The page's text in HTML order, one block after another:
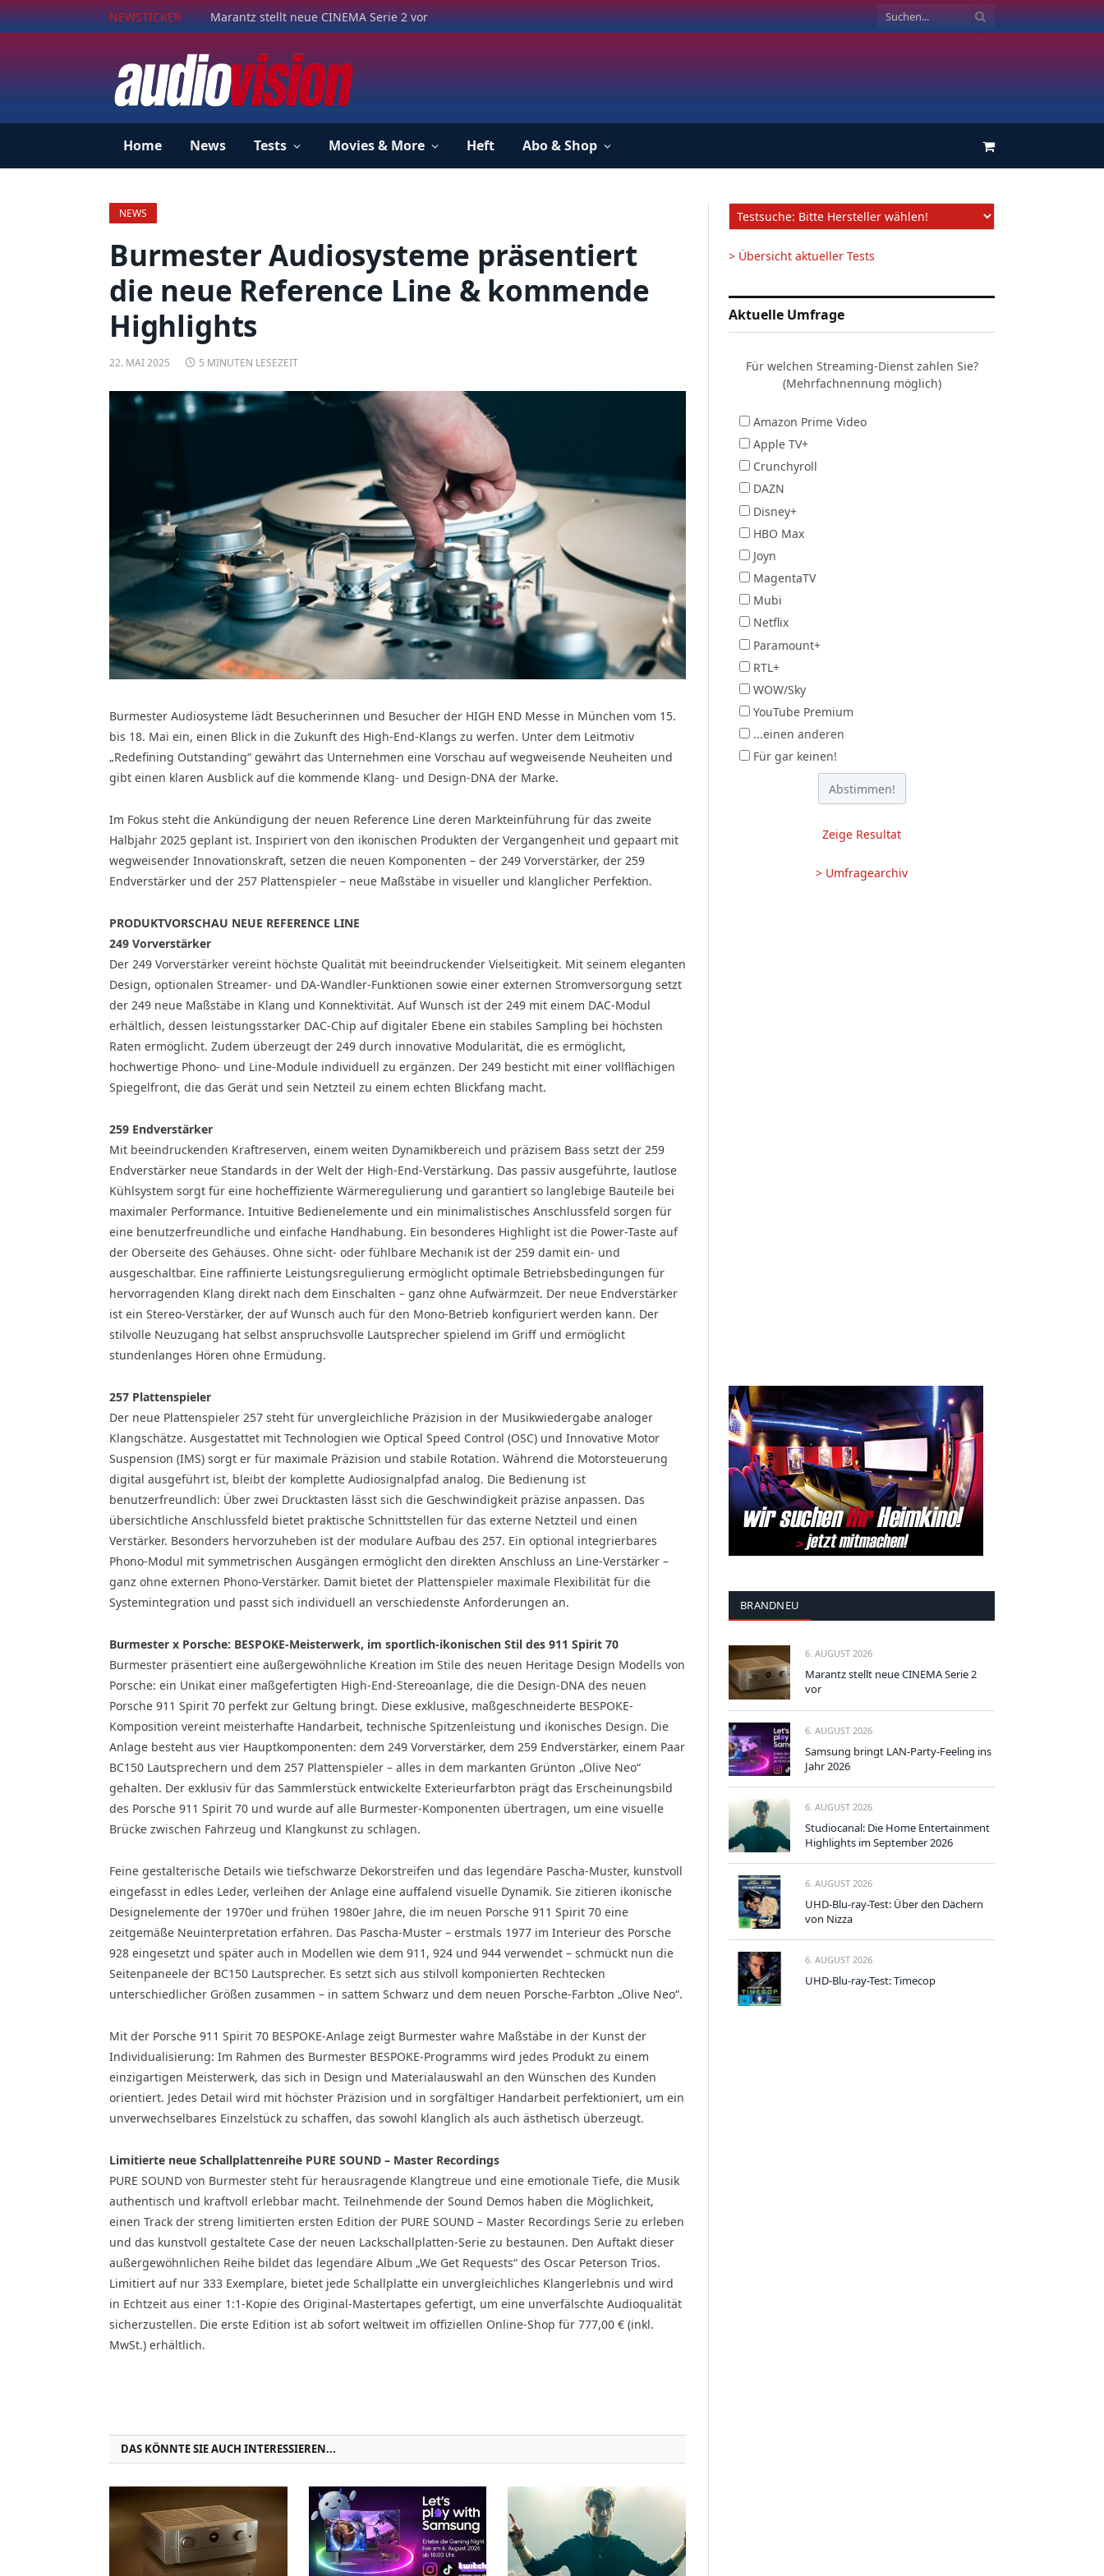
NEWSTICKER Marantz stellt neue CINEMA Serie 2 vor
Home News Tests Movies & More Heft Abo & Shop Einkaufswagen
NEWS
Burmester Audiosysteme präsentiert
die neue Reference Line & kommende
Highlights
22. MAI 2025 5 MINUTEN LESEZEIT
Burmester Audiosysteme lädt Besucherinnen und Besucher der HIGH END Messe in München vom 15.
bis 18. Mai ein, einen Blick in die Zukunft des High-End-Klangs zu werfen. Unter dem Leitmotiv
„Redefining Outstanding“ gewährt das Unternehmen eine Vorschau auf wegweisende Neuheiten und
gibt einen klaren Ausblick auf die kommende Klang- und Design-DNA der Marke.
Im Fokus steht die Ankündigung der neuen Reference Line deren Markteinführung für das zweite
Halbjahr 2025 geplant ist. Inspiriert von den ikonischen Produkten der Vergangenheit und gepaart mit
wegweisender Innovationskraft, setzen die neuen Komponenten – der 249 Vorverstärker, der 259
Endverstärker und der 257 Plattenspieler – neue Maßstäbe in visueller und klanglicher Perfektion.
PRODUKTVORSCHAU NEUE REFERENCE LINE
249 Vorverstärker
Der 249 Vorverstärker vereint höchste Qualität mit beeindruckender Vielseitigkeit. Mit seinem eleganten
Design, optionalen Streamer- und DA-Wandler-Funktionen sowie einer externen Stromversorgung setzt
der 249 neue Maßstäbe in Klang und Konnektivität. Auf Wunsch ist der 249 mit einem DAC-Modul
erhältlich, dessen leistungsstarker DAC-Chip auf digitaler Ebene ein stabiles Sampling bei höchsten
Raten ermöglicht. Zudem überzeugt der 249 durch innovative Modularität, die es ermöglicht,
hochwertige Phono- und Line-Module individuell zu ergänzen. Der 249 besticht mit einer vollflächigen
Spiegelfront, die das Gerät und sein Netzteil zu einem echten Blickfang macht.
259 Endverstärker
Mit beeindruckenden Kraftreserven, einem weiten Dynamikbereich und präzisem Bass setzt der 259
Endverstärker neue Standards in der Welt der High-End-Verstärkung. Das passiv ausgeführte, lautlose
Kühlsystem sorgt für eine hocheffiziente Wärmeregulierung und garantiert so langlebige Bauteile bei
maximaler Performance. Intuitive Bedienelemente und ein minimalistisches Anschlussfeld sorgen für
eine benutzerfreundliche und einfache Handhabung. Ein besonderes Highlight ist die Power-Taste auf
der Oberseite des Gehäuses. Ohne sicht- oder fühlbare Mechanik ist der 259 damit ein- und
ausgeschaltbar. Eine raffinierte Leistungsregulierung ermöglicht optimale Betriebsbedingungen für
hervorragenden Klang direkt nach dem Einschalten – ganz ohne Aufwärmzeit. Der neue Endverstärker
ist ein Stereo-Verstärker, der auf Wunsch auch für den Mono-Betrieb konfiguriert werden kann. Der
stilvolle Neuzugang hat selbst anspruchsvolle Lautsprecher spielend im Griff und ermöglicht
stundenlanges Hören ohne Ermüdung.
257 Plattenspieler
Der neue Plattenspieler 257 steht für unvergleichliche Präzision in der Musikwiedergabe analoger
Klangschätze. Ausgestattet mit Technologien wie Optical Speed Control (OSC) und Innovative Motor
Suspension (IMS) sorgt er für maximale Präzision und stabile Rotation. Während die Motorsteuerung
digital ausgeführt ist, bleibt der komplette Audiosignalpfad analog. Die Bedienung ist
benutzerfreundlich: Über zwei Drucktasten lässt sich die Geschwindigkeit präzise anpassen. Das
übersichtliche Anschlussfeld bietet praktische Schnittstellen für das externe Netzteil und einen
Verstärker. Besonders hervorzuheben ist der modulare Aufbau des 257. Ein optional integrierbares
Phono-Modul mit symmetrischen Ausgängen ermöglicht den direkten Anschluss an Line-Verstärker –
ganz ohne externen Phono-Verstärker. Damit bietet der Plattenspieler maximale Flexibilität für die
Systemintegration und passt sich individuell an verschiedenste Anforderungen an.
Burmester x Porsche: BESPOKE-Meisterwerk, im sportlich-ikonischen Stil des 911 Spirit 70
Burmester präsentiert eine außergewöhnliche Kreation im Stile des neuen Heritage Design Modells von
Porsche: ein Unikat einer maßgefertigten High-End-Stereoanlage, die die Design-DNA des neuen
Porsche 911 Spirit 70 perfekt zur Geltung bringt. Diese exklusive, maßgeschneiderte BESPOKE-
Komposition vereint meisterhafte Handarbeit, technische Spitzenleistung und ikonisches Design. Die
Anlage besteht aus vier Hauptkomponenten: dem 249 Vorverstärker, dem 259 Endverstärker, einem Paar
BC150 Lautsprechern und dem 257 Plattenspieler – alles in dem markanten Grünton „Olive Neo“
gehalten. Der exklusiv für das Sammlerstück entwickelte Exterieurfarbton prägt das Erscheinungsbild
des Porsche 911 Spirit 70 und wurde auf alle Burmester-Komponenten übertragen, um eine visuelle
Brücke zwischen Fahrzeug und Klangkunst zu schlagen.
Feine gestalterische Details wie tiefschwarze Dekorstreifen und das legendäre Pascha-Muster, kunstvoll
eingefasst in edles Leder, verleihen der Anlage eine auffalend visuelle Dynamik. Sie zitieren ikonische
Designelemente der 1970er und frühen 1980er Jahre, die im neuen Porsche 911 Spirit 70 eine
zeitgemäße Neuinterpretation erfahren. Das Pascha-Muster – erstmals 1977 im Interieur des Porsche
928 eingesetzt und später auch in Modellen wie dem 911, 924 und 944 verwendet – schmückt nun die
Seitenpaneele der BC150 Lautsprecher. Es setzt sich aus stilvoll komponierten Rechtecken
unterschiedlicher Größen zusammen – in sattem Schwarz und dem neuen Porsche-Farbton „Olive Neo“.
Mit der Porsche 911 Spirit 70 BESPOKE-Anlage zeigt Burmester wahre Maßstäbe in der Kunst der
Individualisierung: Im Rahmen des Burmester BESPOKE-Programms wird jedes Produkt zu einem
einzigartigen Meisterwerk, das sich in Design und Materialauswahl an den Wünschen des Kunden
orientiert. Jedes Detail wird mit höchster Präzision und in sorgfältiger Handarbeit perfektioniert, um ein
unverwechselbares Einzelstück zu schaffen, das sowohl klanglich als auch ästhetisch überzeugt.
Limitierte neue Schallplattenreihe PURE SOUND – Master Recordings
PURE SOUND von Burmester steht für herausragende Klangtreue und eine emotionale Tiefe, die Musik
authentisch und kraftvoll erlebbar macht. Teilnehmende der Sound Demos haben die Möglichkeit,
einen Track der streng limitierten ersten Edition der PURE SOUND – Master Recordings Serie zu erleben
und das kunstvoll gestaltete Case der neuen Lackschallplatten-Serie zu bestaunen. Den Auftakt dieser
außergewöhnlichen Reihe bildet das legendäre Album „We Get Requests“ des Oscar Peterson Trios.
Limitiert auf nur 333 Exemplare, bietet jede Schallplatte ein unvergleichliches Klangerlebnis und wird
in Echtzeit aus einer 1:1-Kopie des Original-Mastertapes gefertigt, um eine unverfälschte Audioqualität
sicherzustellen. Die erste Edition ist ab sofort weltweit im offiziellen Online-Shop für 777,00 € (inkl.
MwSt.) erhältlich.
DAS KÖNNTE SIE AUCH INTERESSIEREN...
> Übersicht aktueller Tests
Aktuelle Umfrage
Für welchen Streaming-Dienst zahlen Sie?
(Mehrfachnennung möglich)
Amazon Prime Video
Apple TV+
Crunchyroll
DAZN
Disney+
HBO Max
Joyn
MagentaTV
Mubi
Netflix
Paramount+
RTL+
WOW/Sky
YouTube Premium
...einen anderen
Für gar keinen!
Zeige Resultat
> Umfragearchiv
BRANDNEU
6. AUGUST 2026
Marantz stellt neue CINEMA Serie 2
vor
6. AUGUST 2026
Samsung bringt LAN-Party-Feeling ins
Jahr 2026
6. AUGUST 2026
Studiocanal: Die Home Entertainment
Highlights im September 2026
6. AUGUST 2026
UHD-Blu-ray-Test: Über den Dächern
von Nizza
6. AUGUST 2026
UHD-Blu-ray-Test: Timecop